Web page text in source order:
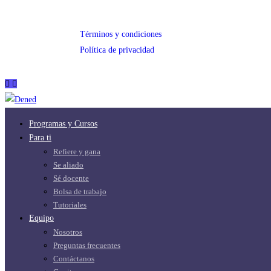
Términos y condiciones
Política de privacidad
Programas y Cursos
Para ti
Refiere y gana
Se aliado
Sé docente
Bolsa de trabajo
Tutoriales
Equipo
Nosotros
Preguntas frecuentes
Contáctanos